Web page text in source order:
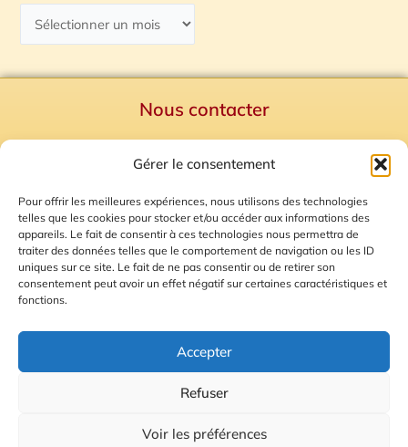
Gérer le consentement
Pour offrir les meilleures expériences, nous utilisons des technologies
telles que les cookies pour stocker et/ou accéder aux informations des
appareils. Le fait de consentir à ces technologies nous permettra de
traiter des données telles que le comportement de navigation ou les ID
uniques sur ce site. Le fait de ne pas consentir ou de retirer son
consentement peut avoir un effet négatif sur certaines caractéristiques et
fonctions.
Accepter
Refuser
Voir les préférences
Nous contacter
Mentions Légales
Plan du site
Gestion des Cookies
© 2026 Radio Calade